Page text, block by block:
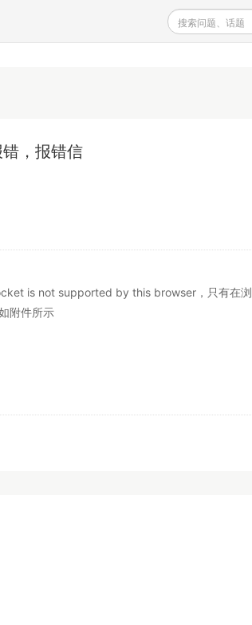
，报错信
is not supported by this browser，只有在浏
附件所示